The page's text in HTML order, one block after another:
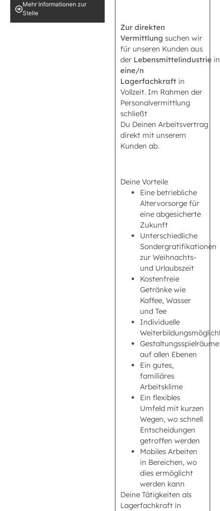
Mehr Informationen zur
Stelle
Zur direkten
Vermittlung suchen wir
für unseren Kunden aus
der Lebensmittelindustrie
eine/n
Lagerfachkraft in
Vollzeit. Im Rahmen der
Personalvermittlung
schließt
Du Deinen Arbeitsvertrag
direkt mit unserem
Kunden ab.
Deine Vorteile
Eine betriebliche
Altervorsorge für
eine abgesicherte
Zukunft
Unterschiedliche
Sondergratifikationen
zur Weihnachts-
und Urlaubszeit
Kostenfreie
Getränke wie
Kaffee, Wasser
und Tee
Individuelle
Gestaltungsspielräume
auf allen Ebenen
Ein gutes,
familiäres
Arbeitsklime
Ein flexibles
Umfeld mit kurzen
Wegen, wo schnell
Entscheidungen
getroffen werden
Mobiles Arbeiten
in Bereichen, wo
dies ermöglicht
werden kann
Deine Tätigkeiten als
Lagerfachkraft in